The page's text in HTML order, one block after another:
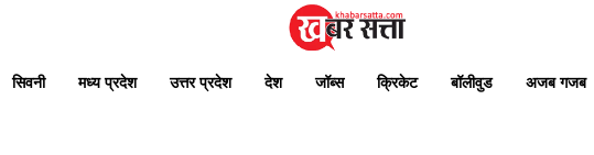
सिवनी मध्य प्रदेश उत्तर प्रदेश देश जॉब्स क्रिकेट बॉलीवुड अजब गजब